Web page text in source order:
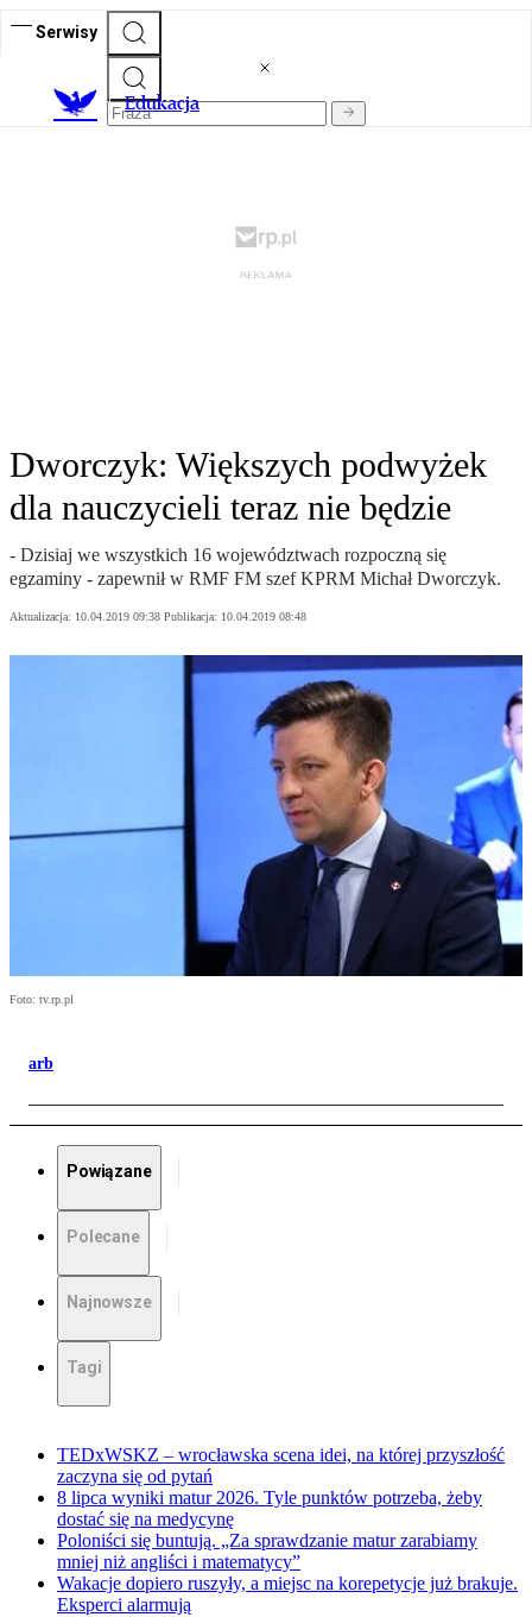
Serwisy
Edukacja
Dworczyk: Większych podwyżek
dla nauczycieli teraz nie będzie
- Dzisiaj we wszystkich 16 województwach rozpoczną się
egzaminy - zapewnił w RMF FM szef KPRM Michał Dworczyk.
Aktualizacja: 10.04.2019 09:38 Publikacja: 10.04.2019 08:48
Foto: tv.rp.pl
arb
Powiązane
Polecane
Najnowsze
Tagi
TEDxWSKZ – wrocławska scena idei, na której przyszłość
zaczyna się od pytań
8 lipca wyniki matur 2026. Tyle punktów potrzeba, żeby
dostać się na medycynę
Poloniści się buntują. „Za sprawdzanie matur zarabiamy
mniej niż angliści i matematycy”
Wakacje dopiero ruszyły, a miejsc na korepetycje już brakuje.
Eksperci alarmują